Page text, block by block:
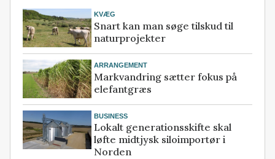
KVÆG
Snart kan man søge tilskud til
naturprojekter
ARRANGEMENT
Markvandring sætter fokus på
elefantgræs
BUSINESS
Lokalt generationsskifte skal
løfte midtjysk siloimportør i
Norden